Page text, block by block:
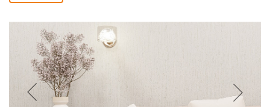
25%
Добавляйте товары
в корзину